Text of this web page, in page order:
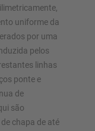
uniforme da
por uma
pelos
linhas
ponte e
de
são
chapa de até